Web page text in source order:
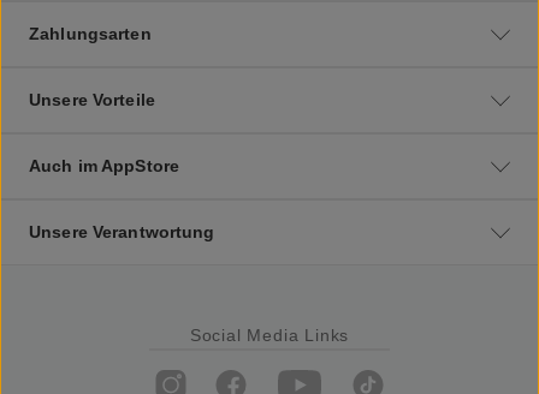
Zahlungsarten
Unsere Vorteile
Auch im AppStore
Unsere Verantwortung
Social Media Links